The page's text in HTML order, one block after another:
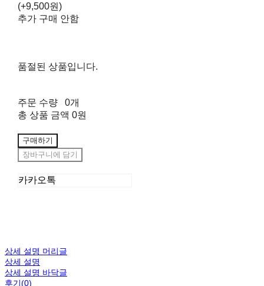
(+9,500원)
추가 구매 안함
품절된 상품입니다.
주문 수량
0개
총 상품 금액 0원
구매하기
장바구니에 담기
카카오톡
상세 설명 머리글
상세 설명
상세 설명 바닥글
후기(0)